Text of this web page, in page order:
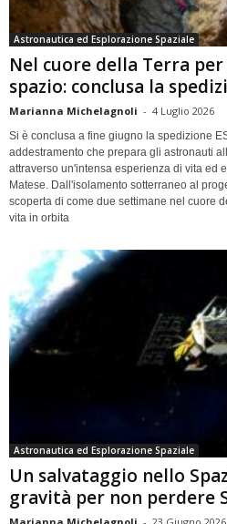
Astronautica ed Esplorazione Spaziale
Nel cuore della Terra
spazio: conclusa la
Marianna Michelagnoli - 4 Luglio 2026
Si è conclusa a fine giugno la spedizione
addestramento che prepara gli astronauti
attraverso un'intensa esperienza di vita ed
Matese. Dall'isolamento sotterraneo al
scoperta di come due settimane nel cuore
vita in orbita
Astronautica ed Esplorazione Spaziale
Un salvataggio nello
gravità per non perdere